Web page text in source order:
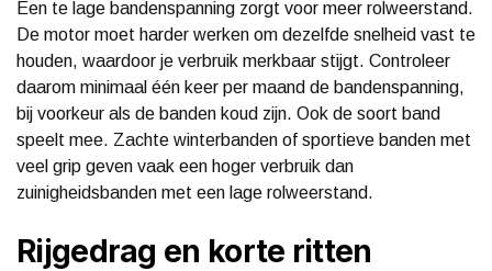
Een te lage bandenspanning zorgt voor meer rolweerstand.
De motor moet harder werken om dezelfde snelheid vast te
houden, waardoor je verbruik merkbaar stijgt. Controleer
daarom minimaal één keer per maand de bandenspanning,
bij voorkeur als de banden koud zijn. Ook de soort band
speelt mee. Zachte winterbanden of sportieve banden met
veel grip geven vaak een hoger verbruik dan
zuinigheidsbanden met een lage rolweerstand.
Rijgedrag en korte ritten